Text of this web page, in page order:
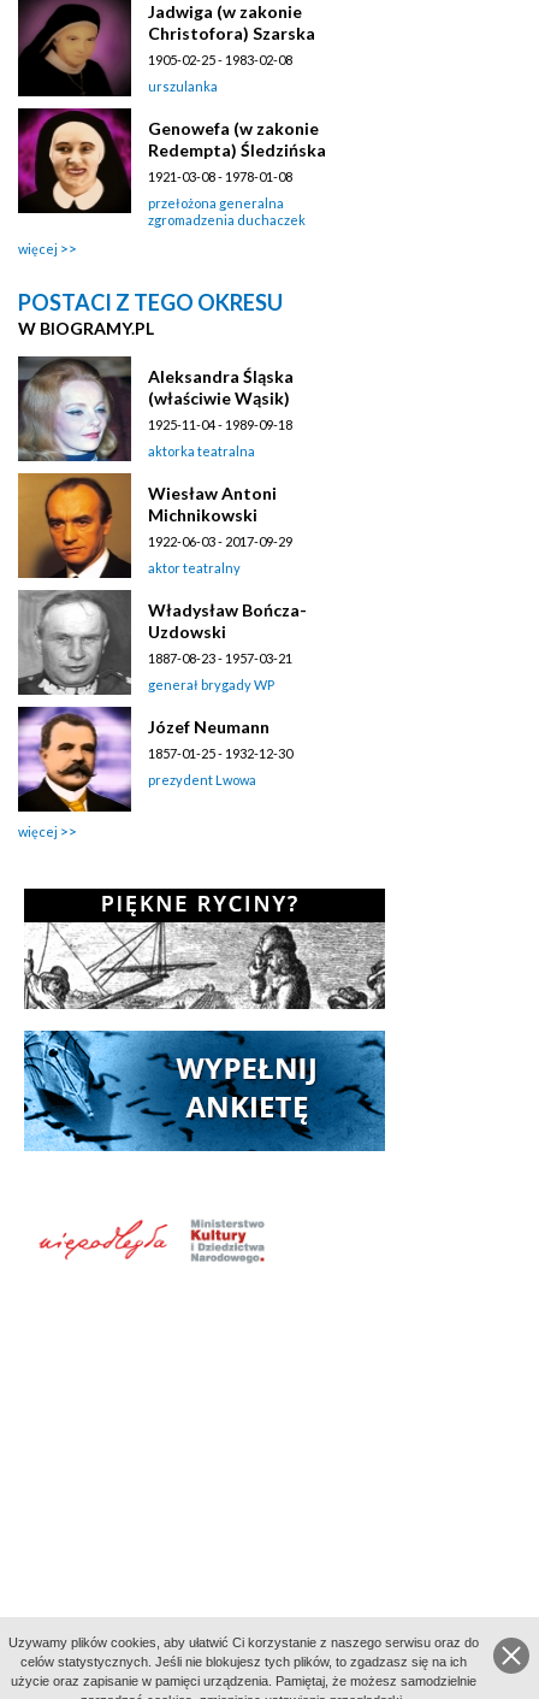
Jadwiga (w zakonie
Christofora) Szarska
1905-02-25 - 1983-02-08
urszulanka
Genowefa (w zakonie
Redempta) Śledzińska
1921-03-08 - 1978-01-08
przełożona generalna
zgromadzenia duchaczek
więcej
POSTACI Z TEGO OKRESU
W BIOGRAMY.PL
Aleksandra Śląska
(właściwie Wąsik)
1925-11-04 - 1989-09-18
aktorka teatralna
Wiesław Antoni
Michnikowski
1922-06-03 - 2017-09-29
aktor teatralny
Władysław Bończa-
Uzdowski
1887-08-23 - 1957-03-21
generał brygady WP
Józef Neumann
1857-01-25 - 1932-12-30
prezydent Lwowa
więcej
Uzywamy plików cookies, aby ułatwić Ci korzystanie z naszego serwisu oraz do
celów statystycznych. Jeśli nie blokujesz tych plików, to zgadzasz się na ich
użycie oraz zapisanie w pamięci urządzenia. Pamiętaj, że możesz samodzielnie